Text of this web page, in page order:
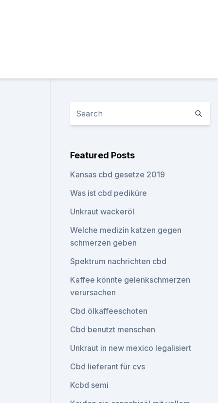
Featured Posts
Kansas cbd gesetze 2019
Was ist cbd pediküre
Unkraut wackeröl
Welche medizin katzen gegen
schmerzen geben
Spektrum nachrichten cbd
Kaffee könnte gelenkschmerzen
verursachen
Cbd ölkaffeeschoten
Cbd benutzt menschen
Unkraut in new mexico legalisiert
Cbd lieferant für cvs
Kcbd semi